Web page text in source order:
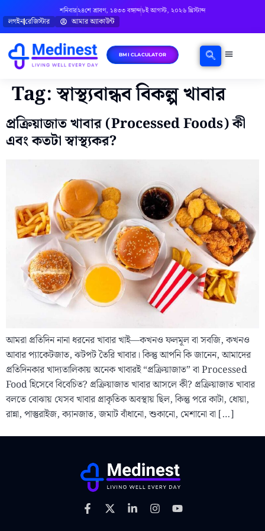
শনিবার২৪শে শ্রাবণ, ১৪৩৩ বঙ্গাব্দ৮ই আগস্ট, ২০২৬ খ্রিস্টাব্দ
লগইনরেজিস্টার আমার অ্যাকাউন্ট
BMI CLACULATOR
Tag:স্বাস্থ্যবান্ধব বিকল্প খাবার
প্রক্রিয়াজাত খাবার (Processed Foods) কী
এবং কতটা স্বাস্থ্যকর?
আমরা প্রতিদিন নানা ধরনের খাবার খাই—কখনও ফলমূল বা সবজি, কখনও
আবার প্যাকেটজাত, ঝটপট তৈরি খাবার। কিন্তু আপনি কি জানেন, আমাদের
প্রতিদিনকার খাদ্যতালিকায় অনেক খাবারই “প্রক্রিয়াজাত” বা Processed
Food হিসেবে বিবেচিত? প্রক্রিয়াজাত খাবার আসলে কী? প্রক্রিয়াজাত খাবার
বলতে বোঝায় যেসব খাবার প্রাকৃতিক অবস্থায় ছিল, কিন্তু পরে কাটা, ধোয়া,
রান্না, পাস্তুরাইজ, ক্যানজাত, জমাট বাঁধানো, শুকানো, মেশানো বা […]